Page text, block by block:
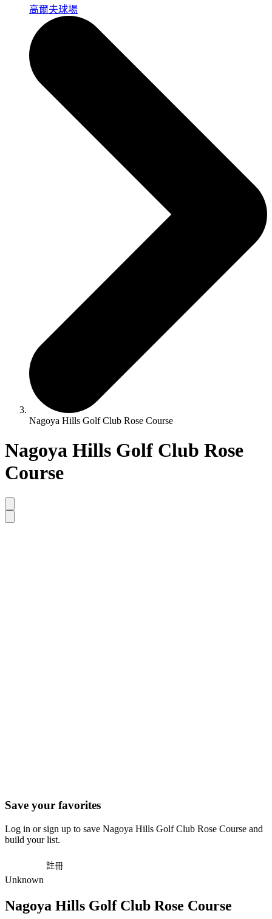
高爾夫球場
Nagoya Hills Golf Club Rose Course
Nagoya Hills Golf Club Rose
Course
Save your favorites
Log in or sign up to save Nagoya Hills Golf Club Rose Course and
build your list.
註冊
Unknown
Nagoya Hills Golf Club Rose Course